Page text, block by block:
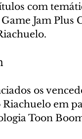
com
Jam Plus
os
em
Toon